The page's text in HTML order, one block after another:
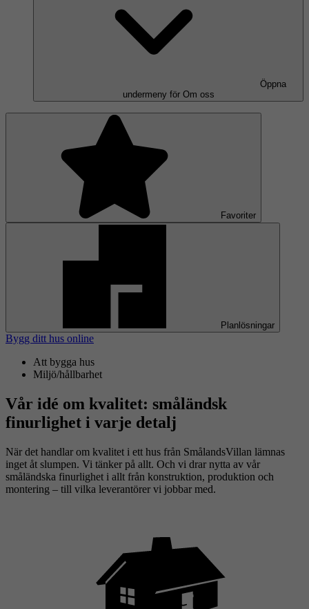
Öppna
undermeny för Om oss
Favoriter
Planlösningar
Bygg ditt hus online
Att bygga hus
Miljö/hållbarhet
Vår idé om kvalitet: småländsk
finurlighet i varje detalj
När det handlar om kvalitet i ett hus från SmålandsVillan lämnas
inget åt slumpen. Vi tänker på allt. Och vi drar nytta av vår
småländska finurlighet i allt från konstruktion, produktion och
montering – till vilka leverantörer vi jobbar med.